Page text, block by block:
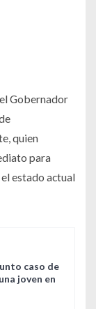
Gobernador
quien
para
estado actual
caso de
joven en